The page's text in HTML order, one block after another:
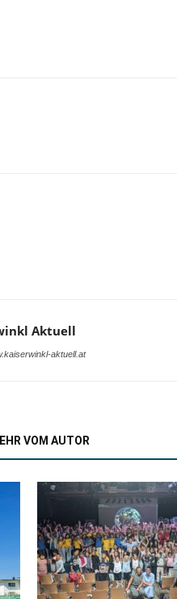
Aktuell
aktuell.at
VOM AUTOR